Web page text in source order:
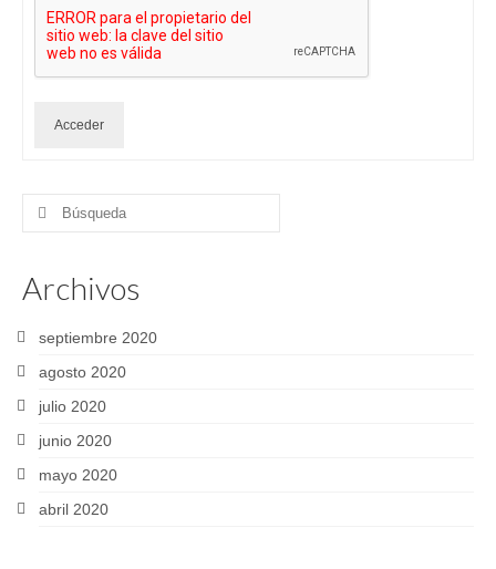
Acceder
Buscar
Archivos
septiembre 2020
agosto 2020
julio 2020
junio 2020
mayo 2020
abril 2020